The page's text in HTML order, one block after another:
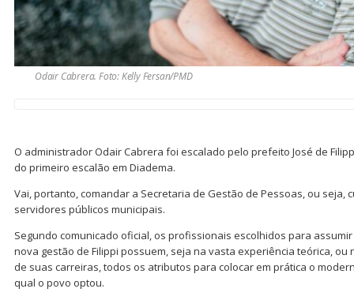
Odair Cabrera. Foto: Kelly Fersan/PMD
O administrador Odair Cabrera foi escalado pelo prefeito José de
do primeiro escalão em Diadema.
Vai, portanto, comandar a Secretaria de Gestão de Pessoas, ou seja,
servidores públicos municipais.
Segundo comunicado oficial, os profissionais escolhidos para
nova gestão de Filippi possuem, seja na vasta experiência teórica, ou
de suas carreiras, todos os atributos para colocar em prática o
qual o povo optou.